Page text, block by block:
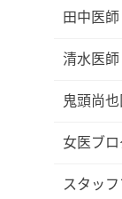
田中医師
清水医師
鬼頭尚
女医ブ
スタッ